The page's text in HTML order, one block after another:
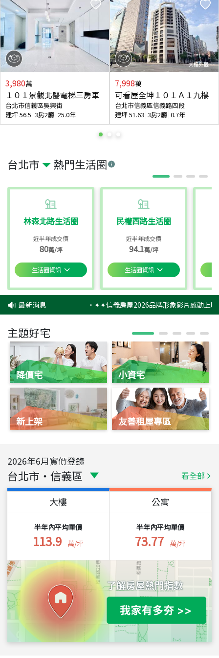
台北市 熱門生活圈
林森北路生活圈
近半年成交價
80萬/坪
生活圈資訊
民權西路生活圈
近半年成交價
94.1萬/坪
生活圈資訊
3,980萬
１０１景觀北醫電梯三房車
台北市信義區吳興街
建坪56.5 3房2廳 25.0年
7,998萬
可看屋全坤１０１Ａ１九樓
台北市信義區信義路四段
建坪51.63 3房2廳 0.7年
最新消息 ‧✦✦信義房屋2026品牌形象影片感動上
主題好宅
降價宅
新上架
小資宅
友善租屋專區
2026年6月實價登錄
台北市 ・ 信義區 看全部
大樓
半年內平均單價
113.9 萬/坪
公寓
半年內平均單價
73.77 萬/坪